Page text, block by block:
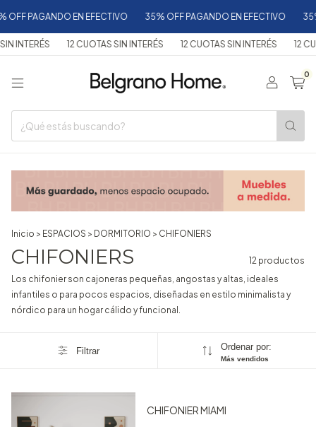
PAGANDO EN EFECTIVO 35% OFF PAGANDO EN EFECTIVO 35%
INTERÉS 12 CUOTAS SIN INTERÉS 12 CUOTAS SIN INTERÉS 12
0
Inicio > ESPACIOS > DORMITORIO > CHIFONIERS
CHIFONIERS
12 productos
Los chifonier son cajoneras pequeñas, angostas y altas, ideales
infantiles o para pocos espacios, diseñadas en estilo minimalista y
nórdico para un hogar cálido y funcional.
Filtrar Ordenar por:
Más vendidos
CHIFONIER MIAMI